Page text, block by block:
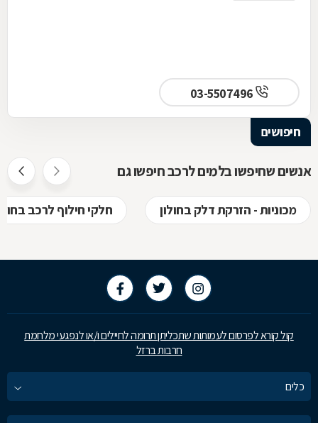
03-5507496
חיפושים
אנשים שחיפשו בלמים לרכב חיפשו גם
מכוניות - הזרקת דלק בחולון חלקי חילוף לרכב
קול קורא לפרסום לעמותות שתכליתן תרומה לחיילים ו/או לנפגעי מלחמת
חרבות ברזל
כלים